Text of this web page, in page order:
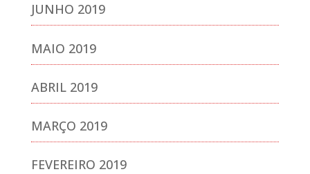
JUNHO 2019
MAIO 2019
ABRIL 2019
MARÇO 2019
FEVEREIRO 2019